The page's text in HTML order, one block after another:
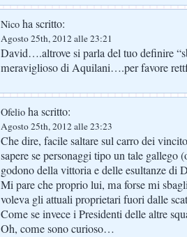
Nico ha scritto:
Agosto 25th, 2012 alle 23:21
David….altrove si parla del tuo definire
meraviglioso di Aquilani….per favore
Ofelio ha scritto:
Agosto 25th, 2012 alle 23:23
Che dire, facile saltare sul carro dei
sapere se personaggi tipo un tale gallego
godono della vittoria e delle esultanze di
Mi pare che proprio lui, ma forse mi
voleva gli attuali proprietari fuori dalle
Come se invece i Presidenti delle altre
Oh, come sono curioso…